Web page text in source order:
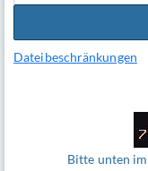
Dateibeschränkungen
Bitte unten